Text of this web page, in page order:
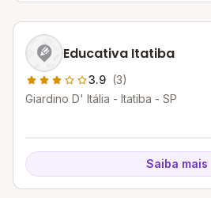
Educativa Itatiba
3.9 (3)
Giardino D' Itália - Itatiba - SP
Saiba mais